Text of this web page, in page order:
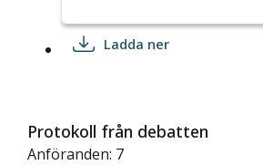
Ladda ner
Protokoll från debatten
Anföranden: 7